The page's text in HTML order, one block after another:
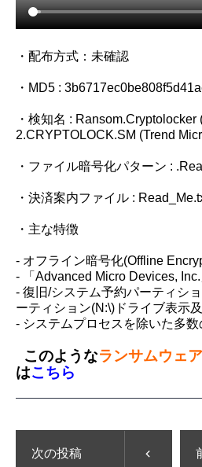
・配布方式：未確認
・MD5 :
・検知名 :
2.CRYPTOLOCK.SM (Trend
・ファイル暗号化パターン :
・決済案内ファイル :
・主な特徴
- オフライン暗号化(Offline
- 「Advanced Micro Devices,
- 復旧/システム予約パーティシ
ーティション(N:\)ドライブ表示
- システムプロセスを除いた多
このようなランサムウェ
はこちら
次の投稿